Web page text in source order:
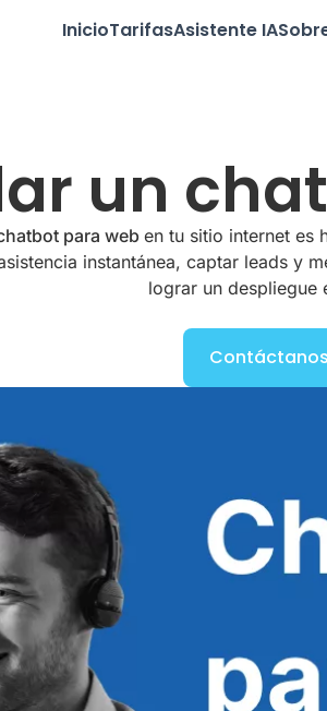
InicioTarifasAsistente IA
un
para web en tu sitio internet es
instantánea, captar leads y
lograr un despliegue
Contáctanos